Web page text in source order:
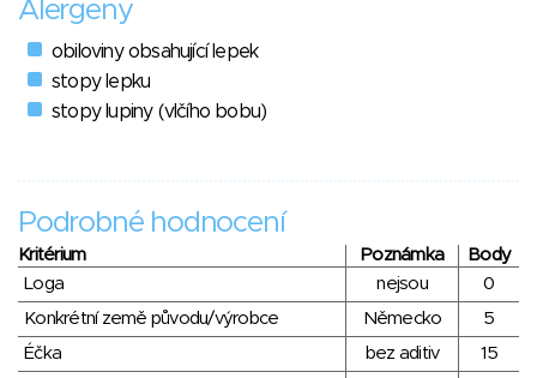
Alergeny
obiloviny obsahující lepek
stopy lepku
stopy lupiny (vlčího bobu)
Podrobné hodnocení
Kritérium Poznámka
Body
Loga
nejsou
0
Konkrétní země původu/výrobce
Německo
5
Éčka
bez aditiv
15